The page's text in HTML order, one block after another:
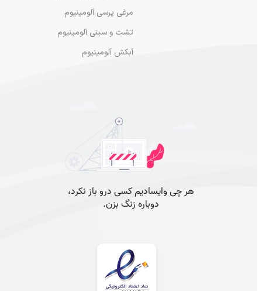
مرغی پرسی آلومینیوم
تشت و سینی آلومینیوم
آبکش آلومینیوم